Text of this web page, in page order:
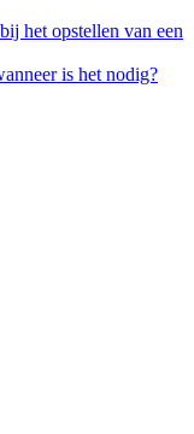
het opstellen van een
is het nodig?